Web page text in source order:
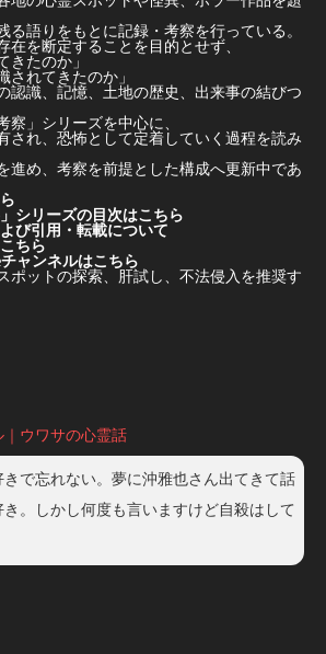
る語りをもとに記録・考察を行っている。
在を断定することを目的とせず、
きたのか」
されてきたのか」
認識、記憶、土地の歴史、出来事の結びつ
察」シリーズを中心に、
され、恐怖として定着していく過程を読み
進め、考察を前提とした構成へ更新中であ
シリーズの目次はこちら
び引用・転載について
ちら
ャンネルはこちら
ポットの探索、肝試し、不法侵入を推奨す
ウワサの心霊話
で忘れない。夢に沖雅也さん出てきて話
き。しかし何度も言いますけど自殺はして